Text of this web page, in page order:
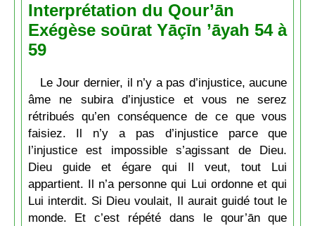
Interprétation du Qour’ān
Exégèse soūrat Yāçīn ’āyah 54 à
59
Le Jour dernier, il n’y a pas d’injustice, aucune
âme ne subira d’injustice et vous ne serez
rétribués qu’en conséquence de ce que vous
faisiez. Il n’y a pas d’injustice parce que
l’injustice est impossible s’agissant de Dieu.
Dieu guide et égare qui Il veut, tout Lui
appartient. Il n’a personne qui Lui ordonne et qui
Lui interdit. Si Dieu voulait, Il aurait guidé tout le
monde. Et c’est répété dans le qour’ān que